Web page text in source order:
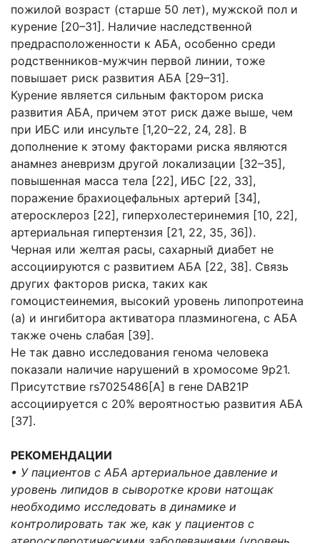
пожилой возраст (старше 50 лет), мужской пол и
курение [20–31]. Наличие наследственной
предрасположенности к АБА, особенно среди
родственников-мужчин первой линии, тоже
повышает риск развития АБА [29–31].
Курение является сильным фактором риска
развития АБА, причем этот риск даже выше, чем
при ИБС или инсульте [1,20–22, 24, 28]. В
дополнение к этому факторами риска являются
анамнез аневризм другой локализации [32–35],
повышенная масса тела [22], ИБС [22, 33],
поражение брахиоцефальных артерий [34],
атеросклероз [22], гиперхолестеринемия [10, 22],
артериальная гипертензия [21, 22, 35, 36]).
Черная или желтая расы, сахарный диабет не
ассоциируются с развитием АБА [22, 38]. Связь
других факторов риска, таких как
гомоцистеинемия, высокий уровень липопротеина
(а) и ингибитора активатора плазминогена, с АБА
также очень слабая [39].
Не так давно исследования генома человека
показали наличие нарушений в хромосоме 9р21.
Присутствие rs7025486[A] в гене DAB21P
ассоциируется с 20% вероятностью развития АБА
[37].
РЕКОМЕНДАЦИИ
• У пациентов с АБА артериальное давление и
уровеньлипидов в сыворотке крови натощак
необходимо исследовать в динамике и
контролировать так же, как у пациентов с